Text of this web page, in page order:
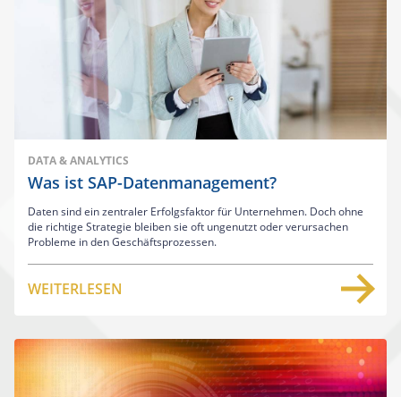
DATA & ANALYTICS
Was ist SAP-Datenmanagement?
Daten sind ein zentraler Erfolgsfaktor für Unternehmen. Doch ohne
die richtige Strategie bleiben sie oft ungenutzt oder verursachen
Probleme in den Geschäftsprozessen.
WEITERLESEN